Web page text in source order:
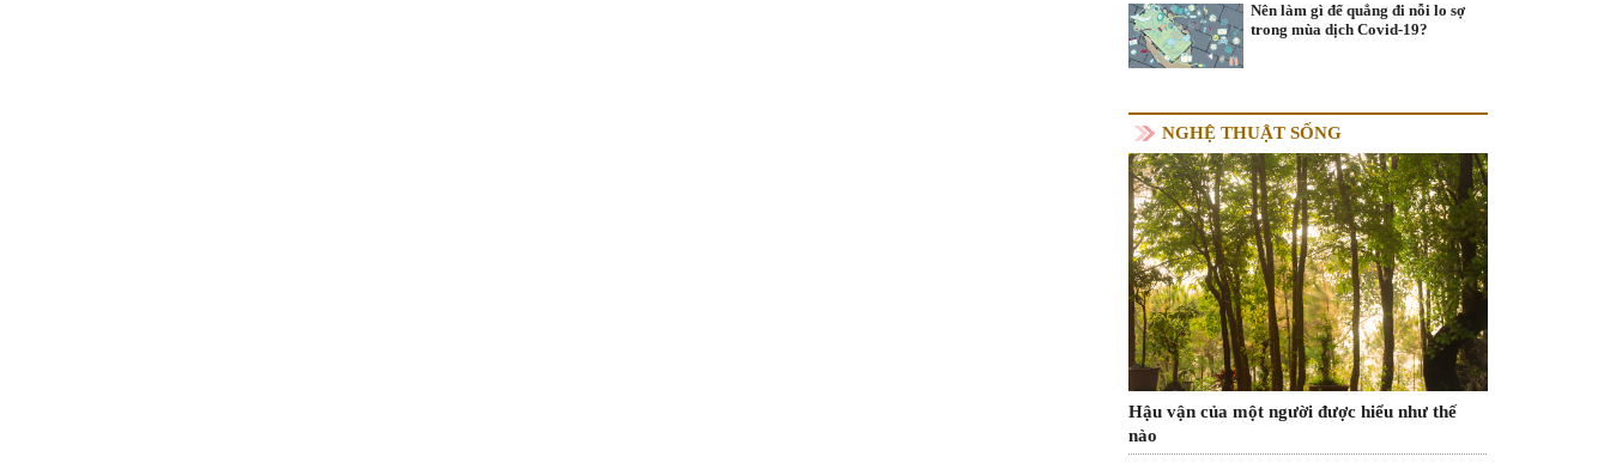
Nên làm gì để quẳng đi nỗi lo sợ
trong mùa dịch Covid-19?
NGHỆ THUẬT SỐNG
Hậu vận của một người được hiểu như thế
nào